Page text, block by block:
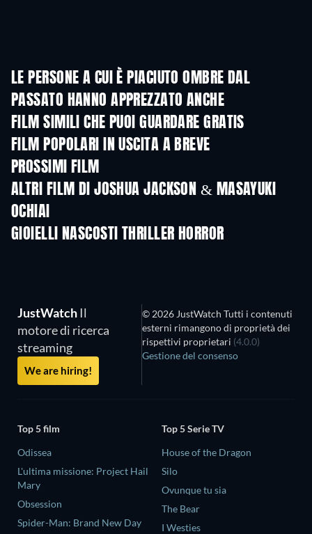
LE PERSONE A CUI È PIACIUTO OMBRE DAL
PASSATO HANNO APPREZZATO ANCHE
FILM SIMILI CHE PUOI GUARDARE GRATIS
FILM POPOLARI IN USCITA A BREVE
PROSSIMI FILM
ALTRI FILM DI JOSHUA JACKSON & MASAYUKI
OCHIAI
GIOIELLI NASCOSTI THRILLER HORROR
JustWatch Il
motore di ricerca
streaming
We are hiring!
© 2026 JustWatch Tutti i contenuti
esterni rimangono di proprietà dei
rispettivi proprietari (4.0.0)
Gestione del consenso
Top 5 film
Odissea
L'ultima missione: Project Hail
Mary
Obsession
Spider-Man: Brand New Day
Top 5 Serie TV
House of the Dragon
Silo
Ovunque tu sia
The Bear
I Westies